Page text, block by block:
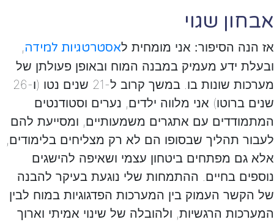
אבחון שגוי
אז הנה הסיפור: אני מומחית לאסטרטגיות למידה,
ובעלת ידע מעמיק במבנה המוח ובאופן פעולתן של
מערכות שונות בו. במשך קרוב ל-21 שנים נטו (ו-26
שנים ברוטו) אני מלווה ילדים, נערים וסטודנטים
המתמודדים עם אתגרים משמעותיים, ומסייעת להם
לעבור תהליך שבסופו הם לא רק מצליחים בלימודים,
אלא גם מפתחים ביטחון עצמי ושאיפה להישגים
נוספים בחיים. ההתמחות שלי נוגעת בעיקר להבנה
של הקשר העמוק בין המערכות הפדגוגיות במוח לבין
המערכות הרגשיות, ולהובלה של שינוי אמיתי וארוך